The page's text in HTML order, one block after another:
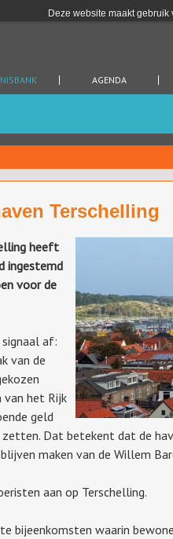
Deze website maakt gebruik
AGENDA
Terschelling
heeft
ingestemd
voor de
af:
van de
van het Rijk
geld
Dat betekent dat de
maken van de Willem
aan op Terschelling.
bijeenkomsten waarin